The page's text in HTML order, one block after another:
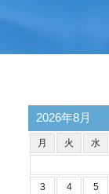
2026年8月
月 火 水
3
4 5